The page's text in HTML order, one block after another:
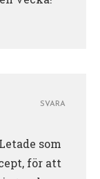
som
för att
SVARA